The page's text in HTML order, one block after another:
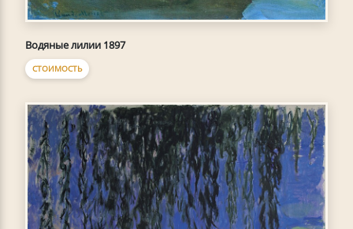
Водяные лилии 1897
СТОИМОСТЬ